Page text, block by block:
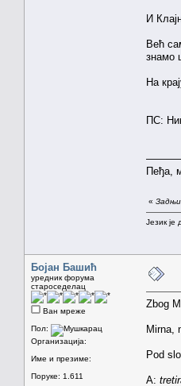
И
Већ
знамо
На
ПС:
Пеђа,
«
Језик је
Бојан Башић
уредник форума
староседелац
Ван мреже
Пол:
Организација:
Име и презиме:
Поруке: 1.611
Zbog
Mirna,
Pod
A: